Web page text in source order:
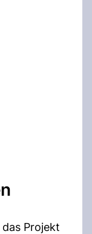
Projekt